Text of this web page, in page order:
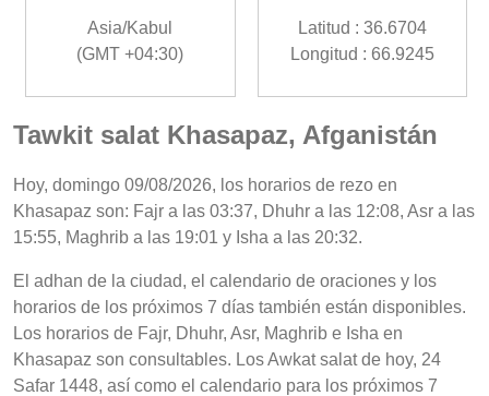
Asia/Kabul
(GMT +04:30)
Latitud : 36.6704
Longitud : 66.9245
Tawkit salat Khasapaz, Afganistán
Hoy, domingo 09/08/2026, los horarios de rezo en
Khasapaz son: Fajr a las 03:37, Dhuhr a las 12:08, Asr a las
15:55, Maghrib a las 19:01 y Isha a las 20:32.
El adhan de la ciudad, el calendario de oraciones y los
horarios de los próximos 7 días también están disponibles.
Los horarios de Fajr, Dhuhr, Asr, Maghrib e Isha en
Khasapaz son consultables. Los Awkat salat de hoy, 24
Safar 1448, así como el calendario para los próximos 7